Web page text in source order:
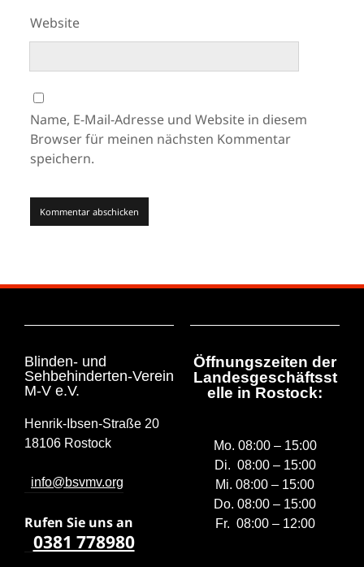
Website
Name, E-Mail-Adresse und Website in diesem
Browser für meinen nächsten Kommentar
speichern.
Blinden- und
Sehbehinderten-Verein
M-V e.V.
Henrik-Ibsen-Straße 20
18106 Rostock
info@bsvmv.org
Rufen Sie uns an
0381 778980
Öffnungszeiten der
Landesgeschäftsst
elle in Rostock:
Mo. 08:00 – 15:00
Di. 08:00 – 15:00
Mi. 08:00 – 15:00
Do. 08:00 – 15:00
Fr. 08:00 – 12:00